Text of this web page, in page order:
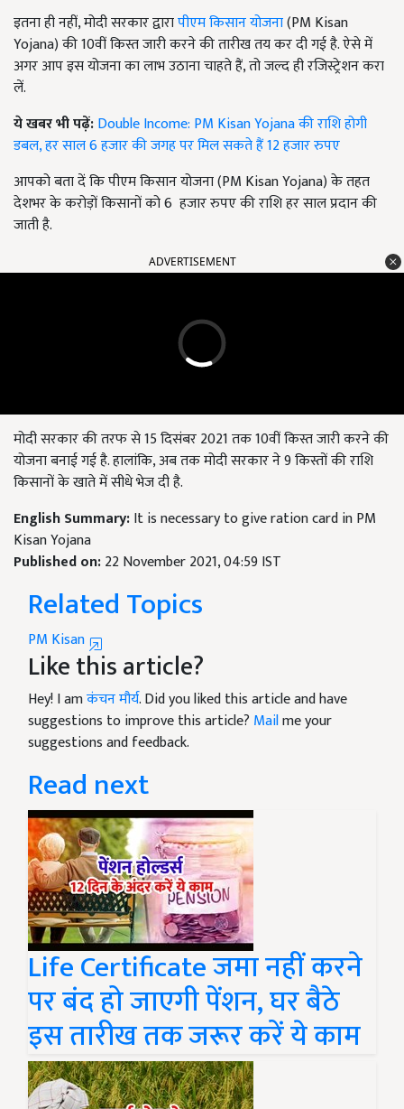
इतना ही नहीं, मोदी सरकार द्वारापीएम किसान योजना(PM Kisan
Yojana) की 10वीं किस्त जारी करने की तारीख तय कर दी गई है. ऐसे में
अगर आप इस योजना का लाभ उठाना चाहते हैं, तो जल्द ही रजिस्ट्रेशन करा
लें.
ये खबर भी पढ़ें:Double Income: PM Kisan Yojana की राशि होगी
डबल, हर साल 6 हजार की जगह पर मिल सकते हैं 12 हजार रुपए
आपको बता दें कि पीएम किसान योजना (PM Kisan Yojana) के तहत
देशभर के करोड़ों किसानों को 6 हजार रुपए की राशि हर साल प्रदान की
जाती है.
ADVERTISEMENT
मोदी सरकार की तरफ से 15 दिसंबर 2021 तक 10वीं किस्त जारी करने की
योजना बनाई गई है. हालांकि, अब तक मोदी सरकार ने 9 किस्तों की राशि
किसानों के खाते में सीधे भेज दी है.
English Summary:It is necessary to give ration card in PM
Kisan Yojana
Published on:22 November 2021, 04:59 IST
Related Topics
PM Kisan
Like this article?
Hey! I amकंचन मौर्य. Did you liked this article and have
suggestions to improve this article? Mailme your
suggestions and feedback.
Read next
Life Certificate जमा नहीं करने
पर बंद हो जाएगी पेंशन, घर बैठे
इस तारीख तक जरूर करें ये काम